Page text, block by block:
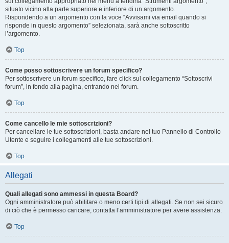
situato vicino alla parte superiore e inferiore di un argomento.
Rispondendo a un argomento con la voce “Avvisami via email quando si
risponde in questo argomento” selezionata, sarà anche sottoscritto
l’argomento.
Top
Come posso sottoscrivere un forum specifico?
Per sottoscrivere un forum specifico, fare click sul collegamento “Sottoscrivi
forum”, in fondo alla pagina, entrando nel forum.
Top
Come cancello le mie sottoscrizioni?
Per cancellare le tue sottoscrizioni, basta andare nel tuo Pannello di Controllo
Utente e seguire i collegamenti alle tue sottoscrizioni.
Top
Allegati
Quali allegati sono ammessi in questa Board?
Ogni amministratore può abilitare o meno certi tipi di allegati. Se non sei sicuro
di ciò che è permesso caricare, contatta l’amministratore per avere assistenza.
Top